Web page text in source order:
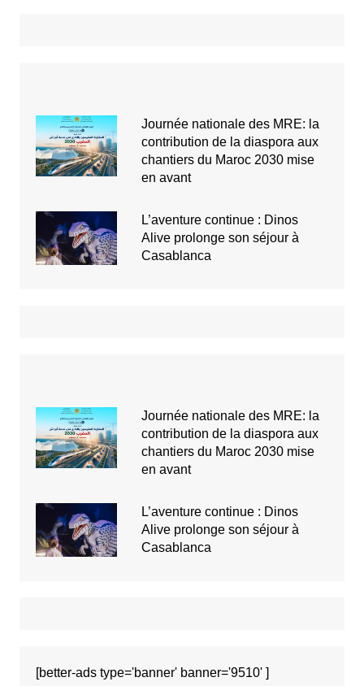
Journée nationale des MRE: la
contribution de la diaspora aux
chantiers du Maroc 2030 mise
en avant
L’aventure continue : Dinos
Alive prolonge son séjour à
Casablanca
Journée nationale des MRE: la
contribution de la diaspora aux
chantiers du Maroc 2030 mise
en avant
L’aventure continue : Dinos
Alive prolonge son séjour à
Casablanca
[better-ads type='banner' banner='9510' ]